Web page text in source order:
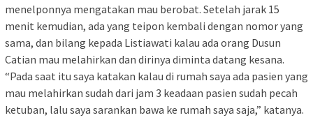
menelponnya mengatakan mau berobat. Setelah jarak 15
menit kemudian, ada yang teipon kembali dengan nomor yang
sama, dan bilang kepada Listiawati kalau ada orang Dusun
Catian mau melahirkan dan dirinya diminta datang kesana.
“Pada saat itu saya katakan kalau di rumah saya ada pasien yang
mau melahirkan sudah dari jam 3 keadaan pasien sudah pecah
ketuban, lalu saya sarankan bawa ke rumah saya saja,” katanya.